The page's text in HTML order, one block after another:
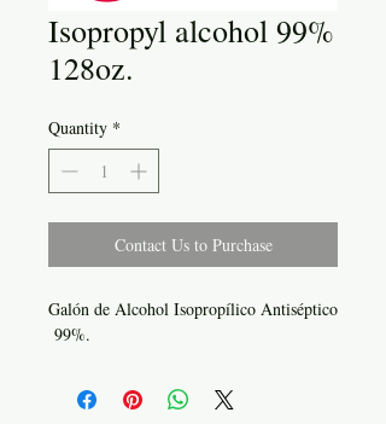
Isopropyl alcohol 99%
128oz.
Quantity *
Contact Us to Purchase
Galón de Alcohol Isopropílico Antiséptico
99%.